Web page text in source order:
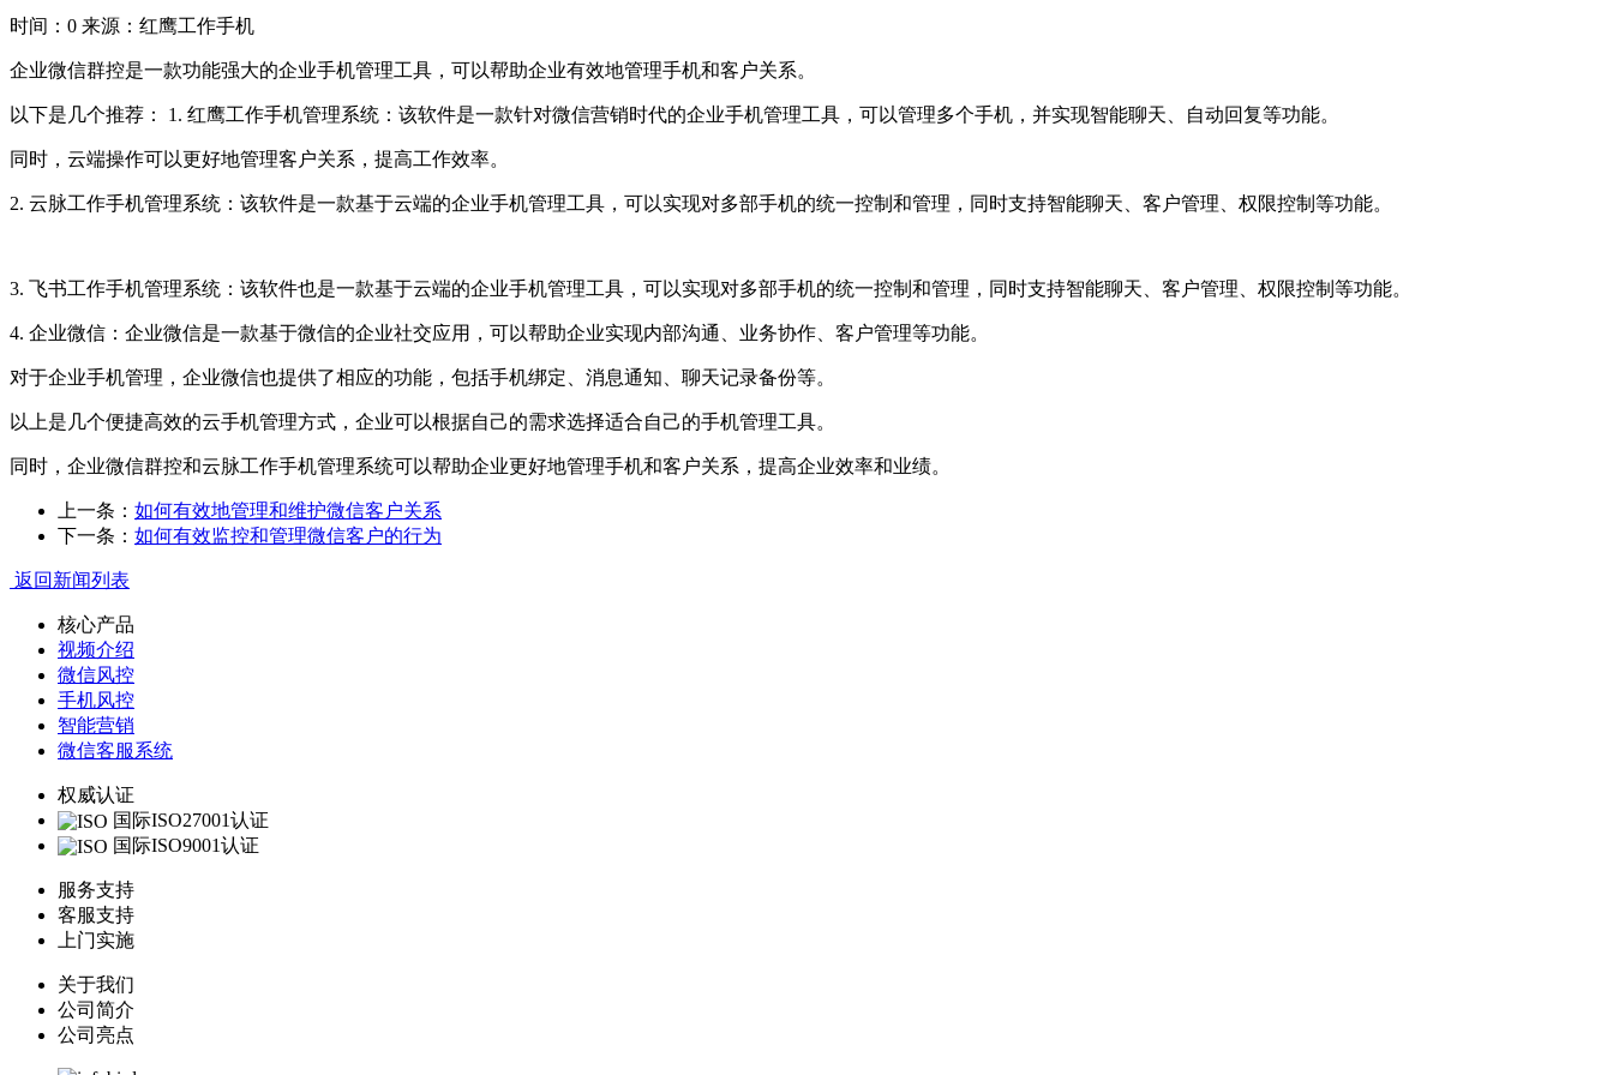
时间：0 来源：红鹰工作手机
企业微信群控是一款功能强大的企业手机管理工具，可以帮助企业有效地管理手机和客户关系。
以下是几个推荐： 1. 红鹰工作手机管理系统：该软件是一款针对微信营销时代的企业手机管理工具，可以管理多个手机，并实现智能聊天、自动回复等功能。
同时，云端操作可以更好地管理客户关系，提高工作效率。
2. 云脉工作手机管理系统：该软件是一款基于云端的企业手机管理工具，可以实现对多部手机的统一控制和管理，同时支持智能聊天、客户管理、权限控制等功能。
3. 飞书工作手机管理系统：该软件也是一款基于云端的企业手机管理工具，可以实现对多部手机的统一控制和管理，同时支持智能聊天、客户管理、权限控制等功能。
4. 企业微信：企业微信是一款基于微信的企业社交应用，可以帮助企业实现内部沟通、业务协作、客户管理等功能。
对于企业手机管理，企业微信也提供了相应的功能，包括手机绑定、消息通知、聊天记录备份等。
以上是几个便捷高效的云手机管理方式，企业可以根据自己的需求选择适合自己的手机管理工具。
同时，企业微信群控和云脉工作手机管理系统可以帮助企业更好地管理手机和客户关系，提高企业效率和业绩。
上一条： 如何有效地管理和维护微信客户关系
下一条： 如何有效监控和管理微信客户的行为
返回新闻列表
核心产品
视频介绍
微信风控
手机风控
智能营销
微信客服系统
权威认证
国际ISO27001认证
国际ISO9001认证
服务支持
客服支持
上门实施
关于我们
公司简介
公司亮点